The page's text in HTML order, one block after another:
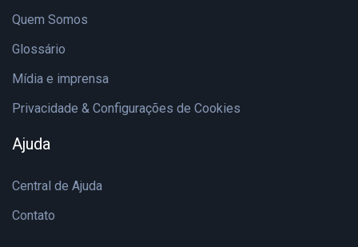
Quem Somos
Glossário
Mídia e imprensa
Privacidade & Configurações de Cookies
Ajuda
Central de Ajuda
Contato